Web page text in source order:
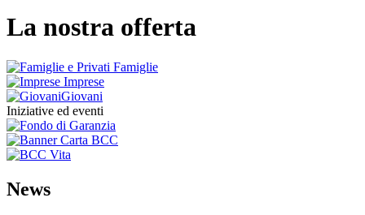
La nostra offerta
Famiglie
Imprese
Giovani
Iniziative ed eventi
News